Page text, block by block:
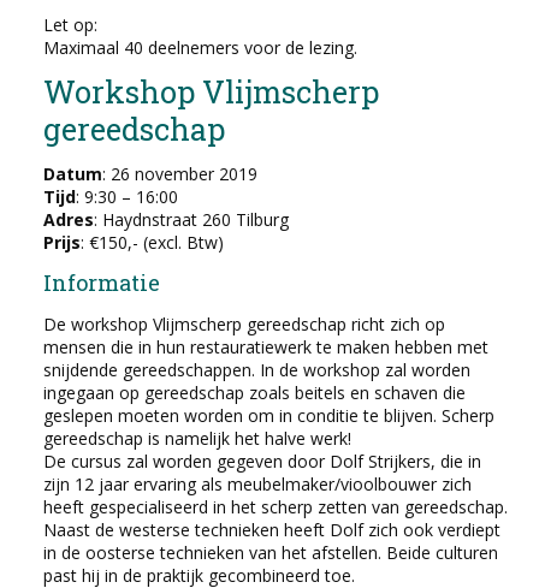
Let op:
Maximaal 40 deelnemers voor de lezing.
Workshop Vlijmscherp
gereedschap
Datum: 26 november 2019
Tijd: 9:30 – 16:00
Adres: Haydnstraat 260 Tilburg
Prijs: €150,- (excl. Btw)
Informatie
De workshop Vlijmscherp gereedschap richt zich op
mensen die in hun restauratiewerk te maken hebben met
snijdende gereedschappen. In de workshop zal worden
ingegaan op gereedschap zoals beitels en schaven die
geslepen moeten worden om in conditie te blijven. Scherp
gereedschap is namelijk het halve werk!
De cursus zal worden gegeven door Dolf Strijkers, die in
zijn 12 jaar ervaring als meubelmaker/vioolbouwer zich
heeft gespecialiseerd in het scherp zetten van gereedschap.
Naast de westerse technieken heeft Dolf zich ook verdiept
in de oosterse technieken van het afstellen. Beide culturen
past hij in de praktijk gecombineerd toe.